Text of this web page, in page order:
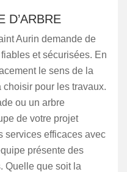
D’ARBRE
Aurin demande de
et sécurisées. En
le sens de la
choisir pour les travaux.
ou un arbre
de votre projet
services efficaces avec
présente des
Quelle que soit la